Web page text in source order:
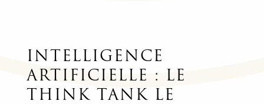
INTELLIGENCE
ARTIFICIELLE : LE
THINK TANK LE